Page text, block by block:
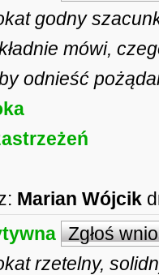
godny
mówi,
odnieść
Marian Wójcik
Zgłoś
rzetelny,